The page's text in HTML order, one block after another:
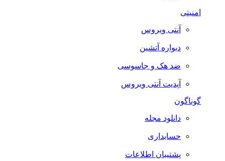
امنیتی
آنتی ویروس
دیواره آتشین
ضد هک و جاسوسی
آپدیت آنتی ویروس
گوناگون
دانلود مجله
حسابداری
پشتیبان اطلاعات